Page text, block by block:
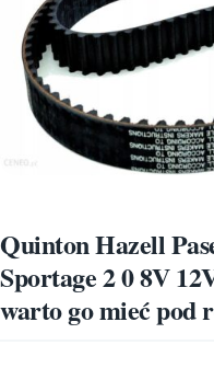
Quinton Hazell
Sportage 2 0 8V
warto go mieć pod